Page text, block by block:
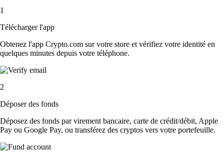
1
Télécharger l'app
Obtenez l'app Crypto.com sur votre store et vérifiez votre identité en
quelques minutes depuis votre téléphone.
2
Déposer des fonds
Déposez des fonds par virement bancaire, carte de crédit/débit, Apple
Pay ou Google Pay, ou transférez des cryptos vers votre portefeuille.